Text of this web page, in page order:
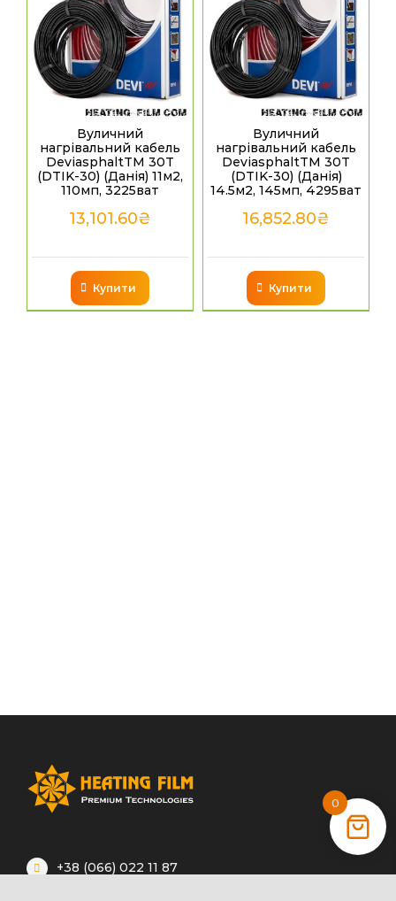
Вуличний
нагрівальний кабель
DeviasphaltTM 30T
(DTIK-30) (Данія) 11м2,
110мп, 3225ват
13,101.60₴
Купити
Вуличний
нагрівальний кабель
DeviasphaltTM 30T
(DTIK-30) (Данія)
14.5м2, 145мп, 4295ват
16,852.80₴
Купити
+38 (066) 022 11 87
0